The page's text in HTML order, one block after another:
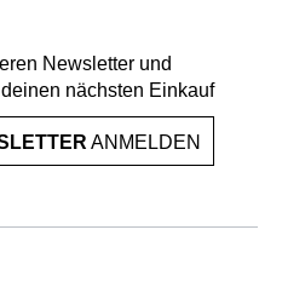
Newsletter und
nächsten Einkauf
ANMELDEN